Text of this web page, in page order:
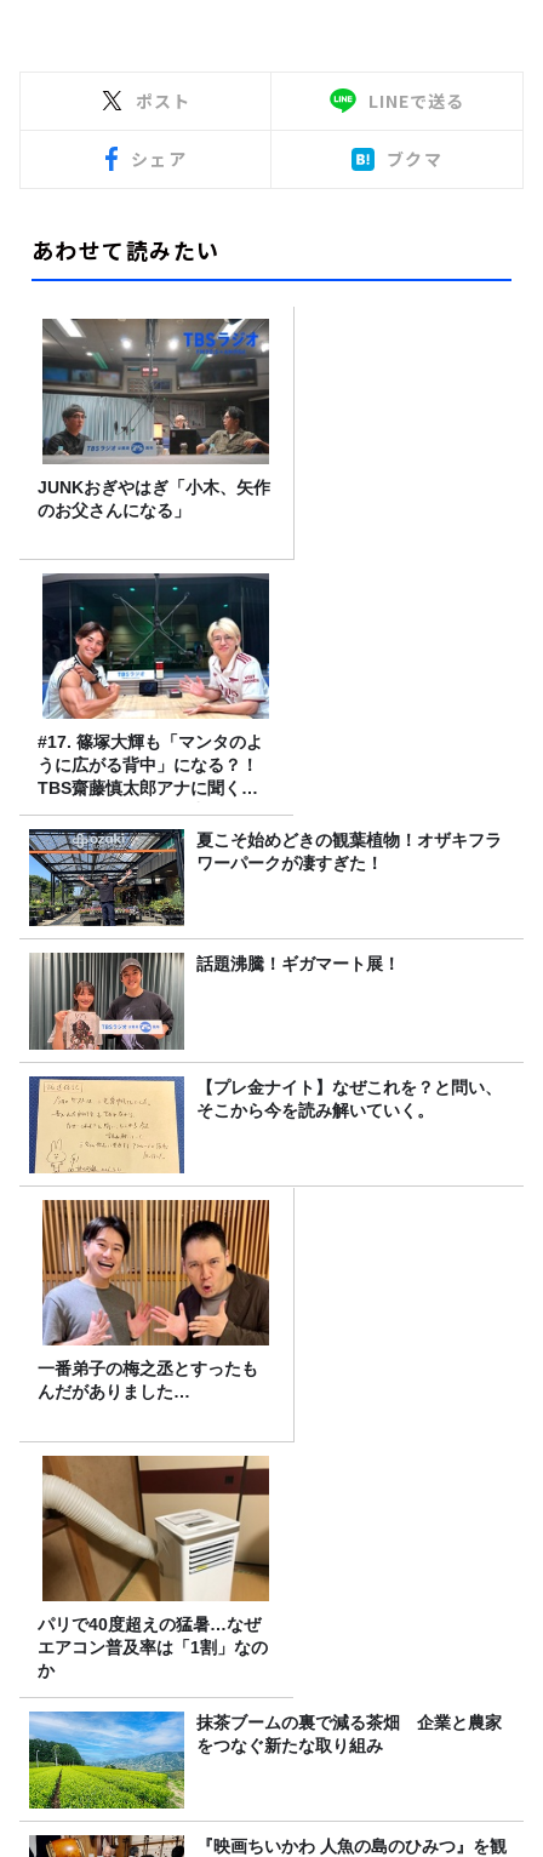
ポスト LINEで送る
シェア ブクマ
あわせて読みたい
JUNKおぎやはぎ「小木、矢作
のお父さんになる」
#17. 篠塚大輝も「マンタのよ
うに広がる背中」になる？！
TBS齋藤慎太郎アナに聞くメ
ンズフィジークの魅力！！
夏こそ始めどきの観葉植物！オザキフラ
ワーパークが凄すぎた！
話題沸騰！ギガマート展！
【プレ金ナイト】なぜこれを？と問い、
そこから今を読み解いていく。
一番弟子の梅之丞とすったも
んだがありました…
パリで40度超えの猛暑…なぜ
エアコン普及率は「1割」なの
か
抹茶ブームの裏で減る茶畑 企業と農家
をつなぐ新たな取り組み
『映画ちいかわ 人魚の島のひみつ』を観